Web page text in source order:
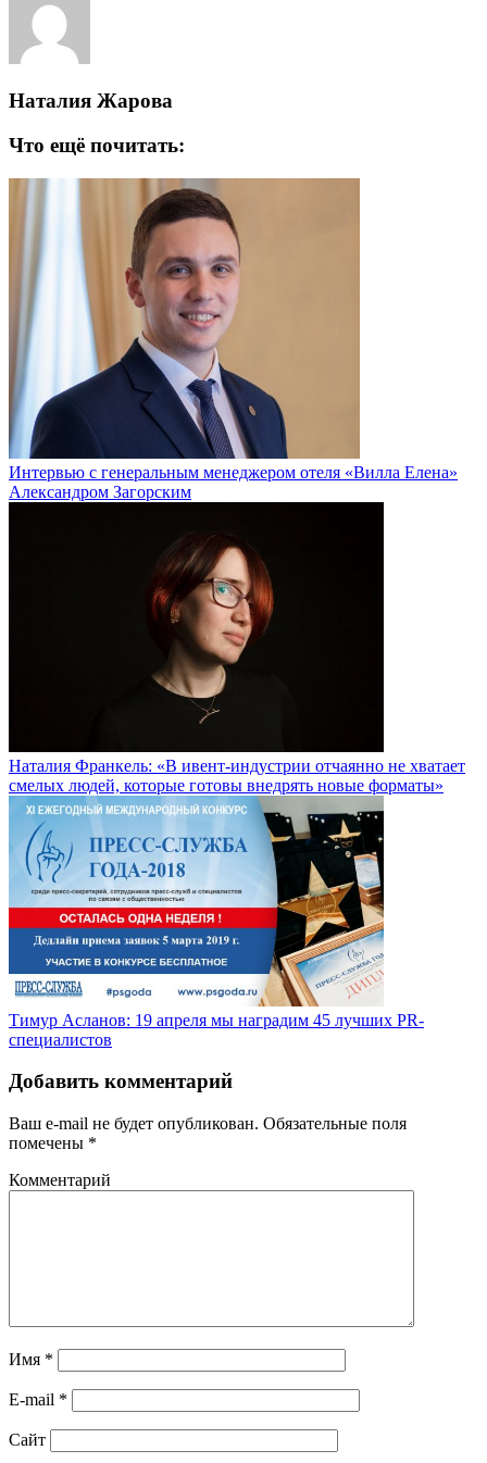
Наталия Жарова
Что ещё почитать:
Интервью с генеральным менеджером отеля «Вилла Елена»
Александром Загорским
Наталия Франкель: «В ивент-индустрии отчаянно не хватает
смелых людей, которые готовы внедрять новые форматы»
Тимур Асланов: 19 апреля мы наградим 45 лучших PR-
специалистов
Добавить комментарий
Ваш e-mail не будет опубликован. Обязательные поля
помечены *
Комментарий
Имя *
E-mail *
Сайт